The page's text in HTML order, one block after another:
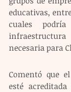
educativas,
cuales
necesaria para
Comentó que
esté